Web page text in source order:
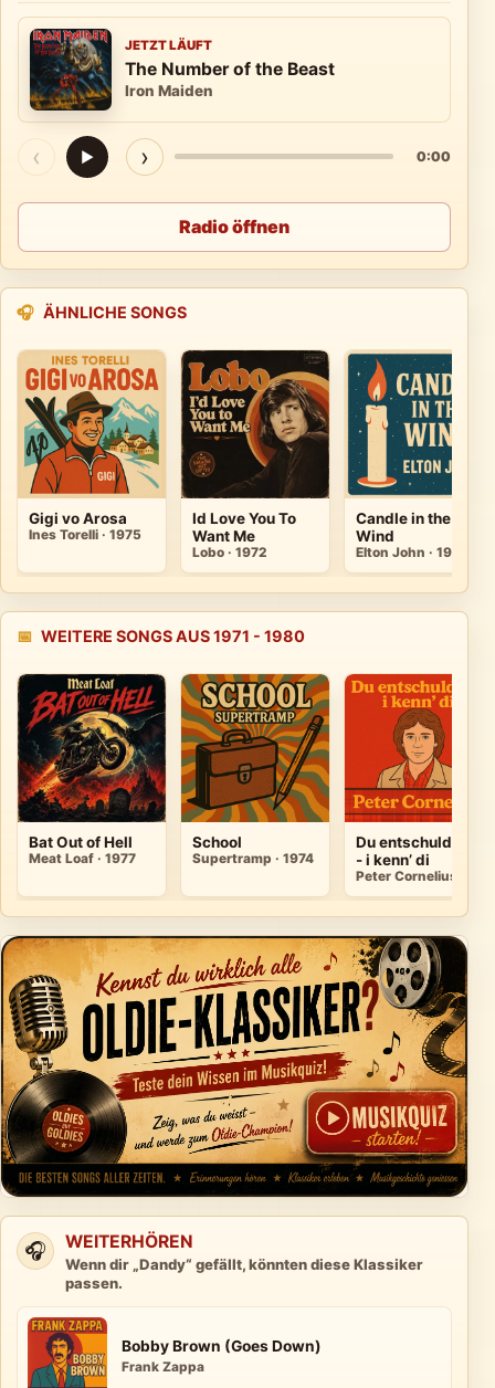
JETZT LÄUFT
The Number of the Beast
Iron Maiden
‹ ▶ › 0:00
Radio öffnen
🎧 ÄHNLICHE SONGS
Gigi vo Arosa
Ines Torelli · 1975
Id Love You To
Want Me
Lobo · 1972
Candle in the
Wind
Elton John · 1973
📅 WEITERE SONGS AUS 1971 - 1980
Bat Out of Hell
Meat Loaf · 1977
School
Supertramp · 1974
Du entschuldige
- i kenn’ di
Peter Cornelius
🎧 WEITERHÖREN
Wenn dir „Dandy“ gefällt, könnten diese Klassiker
passen.
Bobby Brown (Goes Down)
Frank Zappa